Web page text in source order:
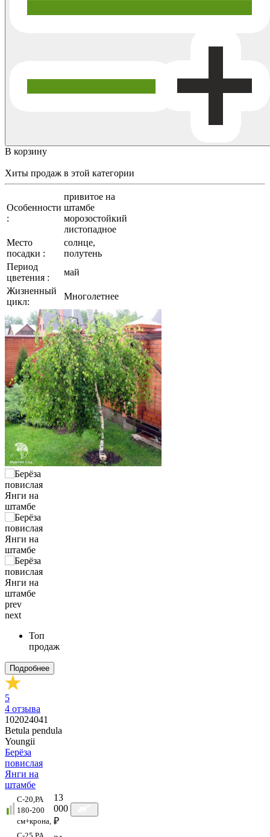
В корзину
Хиты продаж в этой категории
Особенности
:
привитое на
штамбе
морозостойкий
листопадное
Место
посадки :
солнце,
полутень
Период
цветения :
май
Жизненный
цикл:
Многолетнее
prev
next
Топ
продаж
Подробнее
5
4 отзыва
102024041
Betula pendula
Youngii
Берёза
повислая
Янги на
штамбе
C-20,РА
180-200
см+крона,
13
000
₽